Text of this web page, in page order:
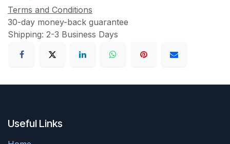
Terms and Conditions
30-day money-back guarantee
Shipping: 2-3 Business Days
Useful Links